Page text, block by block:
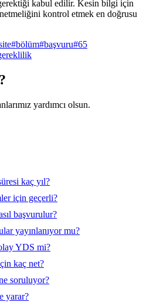
kabul edilir. Kesin bilgi için
kontrol etmek en doğrusu
#bölüm#başvuru#65
yardımcı olsun.
kaç yıl?
için geçerli?
başvurulur?
yayınlanıyor mu?
YDS mi?
kaç net?
soruluyor?
yarar?